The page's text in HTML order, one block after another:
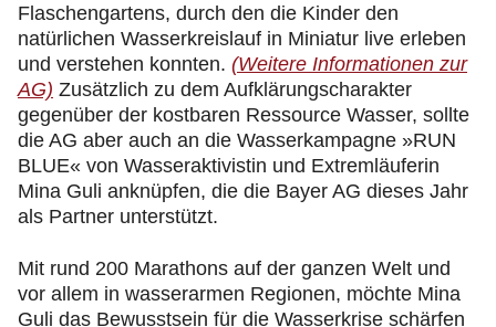
Flaschengartens, durch den die Kinder den
natürlichen Wasserkreislauf in Miniatur live erleben
und verstehen konnten. (Weitere Informationen zur
AG) Zusätzlich zu dem Aufklärungscharakter
gegenüber der kostbaren Ressource Wasser, sollte
die AG aber auch an die Wasserkampagne »RUN
BLUE« von Wasseraktivistin und Extremläuferin
Mina Guli anknüpfen, die die Bayer AG dieses Jahr
als Partner unterstützt.
Mit rund 200 Marathons auf der ganzen Welt und
vor allem in wasserarmen Regionen, möchte Mina
Guli das Bewusstsein für die Wasserkrise schärfen